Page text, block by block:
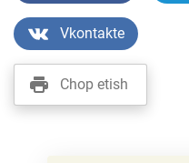
Vkontakte
Chop etish